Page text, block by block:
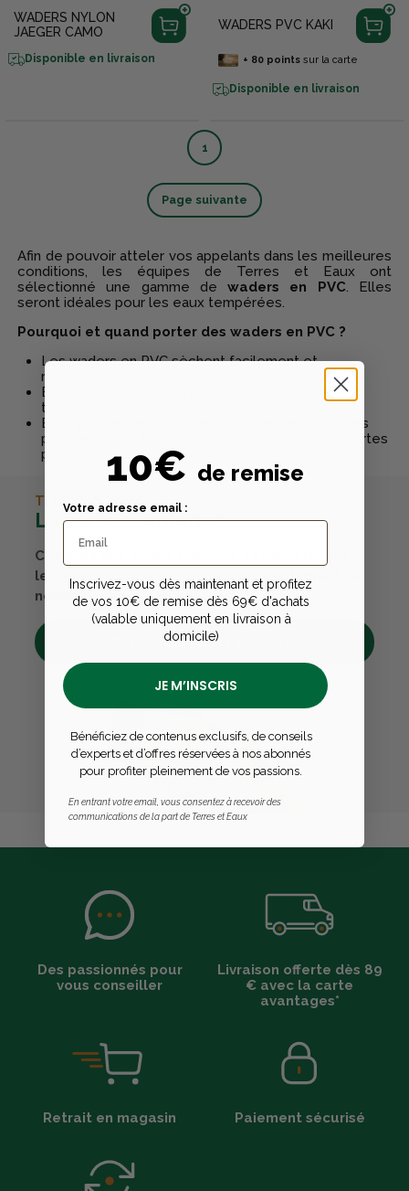
WADERS NYLON
JAEGER CAMO
Disponible en livraison
WADERS PVC KAKI
+ 80pointssur la carte
Disponible en livraison
1
Page suivante
Afin de pouvoir atteler vos appelants dans les meilleures
conditions, les équipes de Terres et Eaux ont
sélectionné une gamme de waders en PVC. Elles
seront idéales pour les eaux tempérées.
Pourquoi et quand porter des waders en PVC ?
Les waders en PVC sèchent facilement et
rapidement.
Elles sont agréables à porter dans des eaux
tempérées.
Elles peuvent être portées dans des eaux froides
pour les moins frileux d'entre nous ou sur de courtes
périodes.
TERRES & EAUX
La carte avantages
Cumulez des points passions et convertissez-
les en bons cadeaux. Bénéficiez également de
nombreux autres avantages.
Découvrez tous ses avantages
Des passionnés pour
vous conseiller
Livraison offerte dès 89
€ avec la carte
avantages*
Retrait en magasin Paiement sécurisé
10€ de remise
Votre adresse email :
Inscrivez-vous dès maintenant et profitez
de vos 10€ de remise dès 69€ d'achats
(valable uniquement en livraison à
domicile)
JE M’INSCRIS
Bénéficiez de contenus exclusifs, de conseils
d’experts et d’offres réservées à nos abonnés
pour profiter pleinement de vos passions.
En entrant votre email, vous consentez à recevoir des
communications de la part de Terres et Eaux